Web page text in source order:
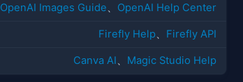
OpenAI Images Guide、 OpenAI Help Center
Firefly Help、 Firefly API
Canva AI、 Magic Studio Help